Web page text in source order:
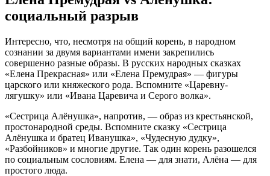
социальный разрыв
Интересно, что, несмотря на общий корень, в народном
сознании за двумя вариантами имени закрепились
совершенно разные образы. В русских народных сказках
«Елена Прекрасная» или «Елена Премудрая» — фигуры
царского или княжеского рода. Вспомните «Царевну-
лягушку» или «Ивана Царевича и Серого волка».
«Сестрица Алёнушка», напротив, — образ из крестьянской,
простонародной среды. Вспомните сказку «Сестрица
Алёнушка и братец Иванушка», «Чудесную дудку»,
«Разбойников» и многие другие. Так один корень разошелся
по социальным сословиям. Елена — для знати, Алёна — для
простого люда.